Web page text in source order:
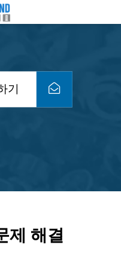
기
제 해결